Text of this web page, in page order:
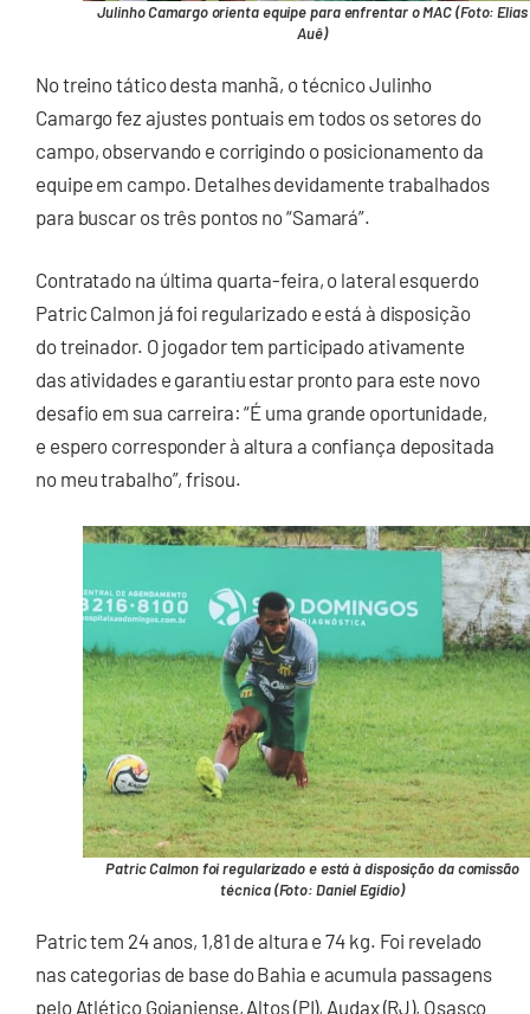
Julinho Camargo orienta equipe para enfrentar o MAC (Foto: Elias
Auê)
No treino tático desta manhã, o técnico Julinho
Camargo fez ajustes pontuais em todos os setores do
campo, observando e corrigindo o posicionamento da
equipe em campo. Detalhes devidamente trabalhados
para buscar os três pontos no “Samará”.
Contratado na última quarta-feira, o lateral esquerdo
Patric Calmon já foi regularizado e está à disposição
do treinador. O jogador tem participado ativamente
das atividades e garantiu estar pronto para este novo
desafio em sua carreira: “É uma grande oportunidade,
e espero corresponder à altura a confiança depositada
no meu trabalho”, frisou.
Patric Calmon foi regularizado e está à disposição da comissão
técnica (Foto: Daniel Egídio)
Patric tem 24 anos, 1,81 de altura e 74 kg. Foi revelado
nas categorias de base do Bahia e acumula passagens
pelo Atlético Goianiense, Altos (PI), Audax (RJ), Osasco